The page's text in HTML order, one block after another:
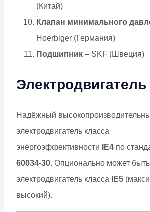
(Китай)
Клапан минимального
Hoerbiger (Германия)
Подшипник – SKF (Швеция)
Электродвигатель
Надёжный
электродвигатель класса
энергоэффективности
IE4 по
60034-30. Опционально может
электродвигатель класса
IE5
высокий).